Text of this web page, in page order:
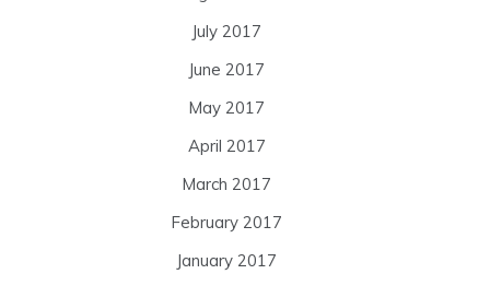
July 2017
June 2017
May 2017
April 2017
March 2017
February 2017
January 2017